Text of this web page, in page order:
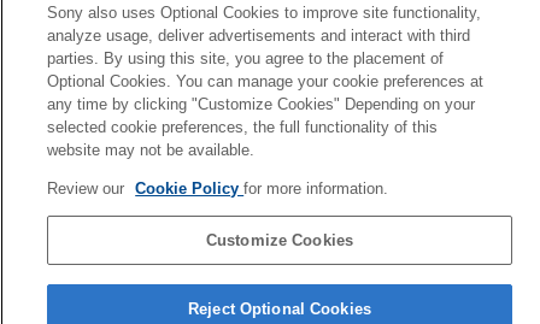
フォーマット
リーカード間で画像をコピーする（コピー）
次へ
Copyright 2026 Sony Corporation
Sony also uses Optional Cookies to improve site functionality,
analyze usage, deliver advertisements and interact with third
parties. By using this site, you agree to the placement of
Optional Cookies. You can manage your cookie preferences at
any time by clicking "Customize Cookies" Depending on your
selected cookie preferences, the full functionality of this
website may not be available.
Review our Cookie Policyfor more information.
Customize Cookies
Reject Optional Cookies